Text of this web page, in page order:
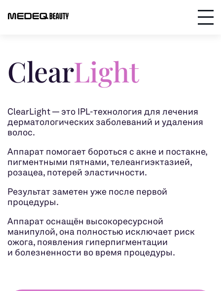
ClearLight
ClearLight — это IPL-технология для лечения
дерматологических заболеваний и удаления
волос.
Аппарат помогает бороться с акне и постакне,
пигментными пятнами, телеангиэктазией,
розацеа, потерей эластичности.
Результат заметен уже после первой
процедуры.
Аппарат оснащён высокоресурсной
манипулой, она полностью исключает риск
ожога, появления гиперпигментации
и болезненности во время процедуры.